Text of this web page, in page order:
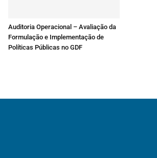
Auditoria Operacional – Avaliação da
Formulação e Implementação de
Políticas Públicas no GDF